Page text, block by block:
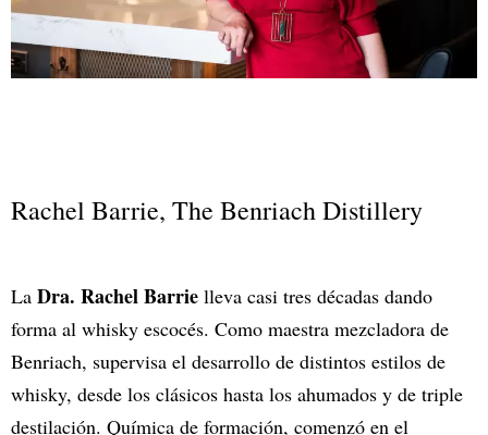
Rachel Barrie, The Benriach Distillery
La Dra. Rachel Barrie lleva casi tres décadas dando
forma al whisky escocés. Como maestra mezcladora de
Benriach, supervisa el desarrollo de distintos estilos de
whisky, desde los clásicos hasta los ahumados y de triple
destilación. Química de formación, comenzó en el